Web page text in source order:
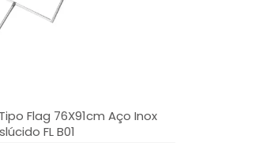
Flag 76X91cm Aço Inox
FL B01